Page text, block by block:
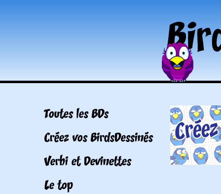
Toutes les BDs
Créez vos BirdsDessinés
Verbi et Devinettes
Le top